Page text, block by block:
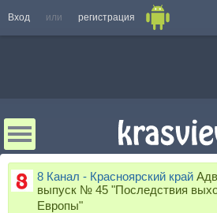
Вход или регистрация
8 Канал - Красноярский край
выпуск № 45 "Последствия
Европы"